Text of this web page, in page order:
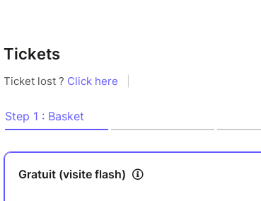
Tickets